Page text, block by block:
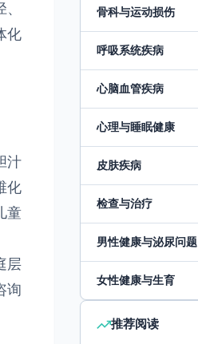
化
汁
化
童
层
询
骨科与运动损伤
呼吸系统疾病
心脑血管疾病
心理与睡眠健康
皮肤疾病
检查与治疗
男性健康与泌尿问题
女性健康与生育
推荐阅读